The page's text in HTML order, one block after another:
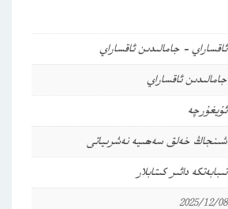
ئاقساراي – جامالىدىن ئاقساراي
جامالىدىن ئاقساراي
ئۇيغۇرچە
شىنجاڭ خەلق سەھىيە نەشرىياتى
تىبابەتكە دائىر كىتابلار
2025/12/08